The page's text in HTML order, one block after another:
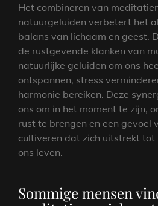
Het combineren van
natuurgeluiden verbetert het
balans van lichaam en geest.
de rustgevende klanken van
natuurlijke geluiden om ons
ontspannen, stress
harmonie bereiken. Deze
ons om in het moment te zijn,
rust te brengen en een gevoel
cultiveren dat zich uitstrekt tot
ons leven.
Sommige mensen